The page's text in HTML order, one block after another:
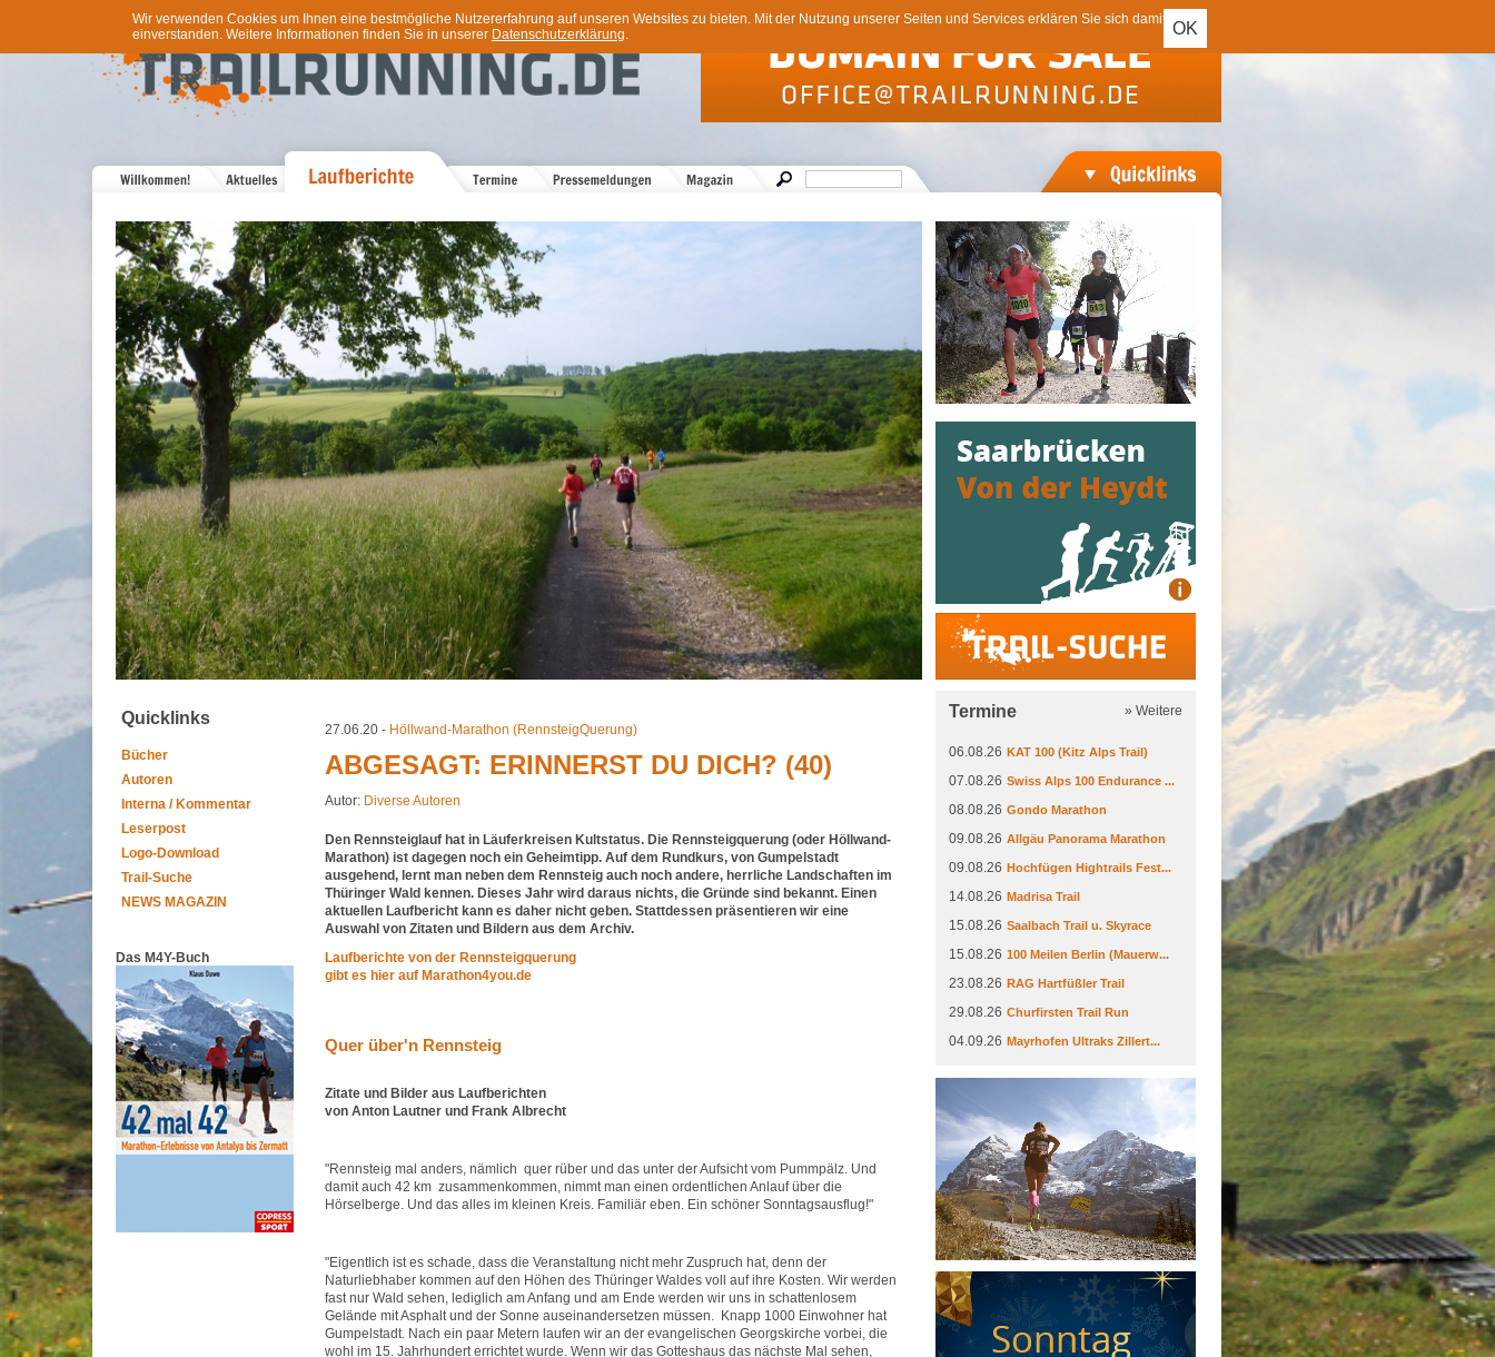
OK
Wir verwenden Cookies um Ihnen eine bestmögliche Nutzererfahrung auf unseren Websites zu bieten. Mit der Nutzung unserer Seiten und Services erklären Sie sich damit
einverstanden. Weitere Informationen finden Sie in unserer Datenschutzerklärung.
Quicklinks
Bücher
Autoren
Interna / Kommentar
Leserpost
Logo-Download
Trail-Suche
NEWS MAGAZIN
Das M4Y-Buch
27.06.20 - Höllwand-Marathon (RennsteigQuerung)
ABGESAGT: ERINNERST DU DICH? (40)
Autor: Diverse Autoren
Den Rennsteiglauf hat in Läuferkreisen Kultstatus. Die Rennsteigquerung (oder Höllwand-
Marathon) ist dagegen noch ein Geheimtipp. Auf dem Rundkurs, von Gumpelstadt
ausgehend, lernt man neben dem Rennsteig auch noch andere, herrliche Landschaften im
Thüringer Wald kennen. Dieses Jahr wird daraus nichts, die Gründe sind bekannt. Einen
aktuellen Laufbericht kann es daher nicht geben. Stattdessen präsentieren wir eine
Auswahl von Zitaten und Bildern aus dem Archiv.
Laufberichte von der Rennsteigquerung
gibt es hier auf Marathon4you.de
Quer über'n Rennsteig
Zitate und Bilder aus Laufberichten
von Anton Lautner und Frank Albrecht
"Rennsteig mal anders, nämlich quer rüber und das unter der Aufsicht vom Pummpälz. Und
damit auch 42 km zusammenkommen, nimmt man einen ordentlichen Anlauf über die
Hörselberge. Und das alles im kleinen Kreis. Familiär eben. Ein schöner Sonntagsausflug!"
"Eigentlich ist es schade, dass die Veranstaltung nicht mehr Zuspruch hat, denn der
Naturliebhaber kommen auf den Höhen des Thüringer Waldes voll auf ihre Kosten. Wir werden
fast nur Wald sehen, lediglich am Anfang und am Ende werden wir uns in schattenlosem
Gelände mit Asphalt und der Sonne auseinandersetzen müssen. Knapp 1000 Einwohner hat
Gumpelstadt. Nach ein paar Metern laufen wir an der evangelischen Georgskirche vorbei, die
wohl im 15. Jahrhundert errichtet wurde. Wenn wir das Gotteshaus das nächste Mal sehen,
Termine » Weitere
06.08.26 KAT 100 (Kitz Alps Trail)
07.08.26 Swiss Alps 100 Endurance ...
08.08.26 Gondo Marathon
09.08.26 Allgäu Panorama Marathon
09.08.26 Hochfügen Hightrails Fest...
14.08.26 Madrisa Trail
15.08.26 Saalbach Trail u. Skyrace
15.08.26 100 Meilen Berlin (Mauerw...
23.08.26 RAG Hartfüßler Trail
29.08.26 Churfirsten Trail Run
04.09.26 Mayrhofen Ultraks Zillert...